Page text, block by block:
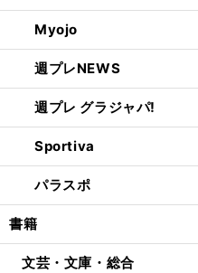
Myojo
週プレNEWS
週プレ グラジャパ!
Sportiva
パラスポ
書籍
文芸・文庫・総合